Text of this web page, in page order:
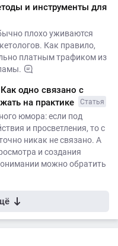
и инструменты для
плохо уживаются
Как правило,
платным трафиком из
одно связано с
на практике
Статья
юмора: если под
и просветления, то с
никак не связано. А
и создания
можно обратить